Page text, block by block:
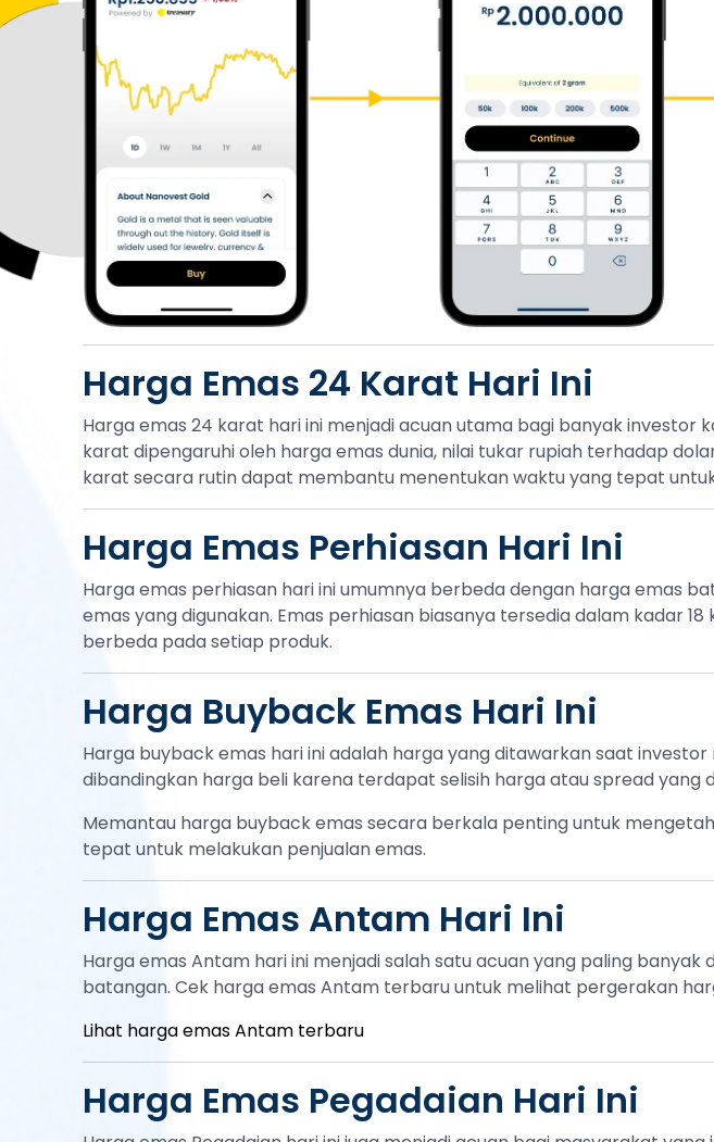
Harga Emas 24 Karat Hari Ini
Harga emas 24 karat hari ini menjadi acuan utama bagi banyak investor
karat dipengaruhi oleh harga emas dunia, nilai tukar rupiah terhadap
karat secara rutin dapat membantu menentukan waktu yang tepat
Harga Emas Perhiasan Hari Ini
Harga emas perhiasan hari ini umumnya berbeda dengan harga emas
emas yang digunakan. Emas perhiasan biasanya tersedia dalam kadar
berbeda pada setiap produk.
Harga Buyback Emas Hari Ini
Harga buyback emas hari ini adalah harga yang ditawarkan saat
dibandingkan harga beli karena terdapat selisih harga atau spread yang
Memantau harga buyback emas secara berkala penting untuk
tepat untuk melakukan penjualan emas.
Harga Emas Antam Hari Ini
Harga emas Antam hari ini menjadi salah satu acuan yang paling
batangan. Cek harga emas Antam terbaru untuk melihat pergerakan
Lihat harga emas Antam terbaru
Harga Emas Pegadaian Hari Ini